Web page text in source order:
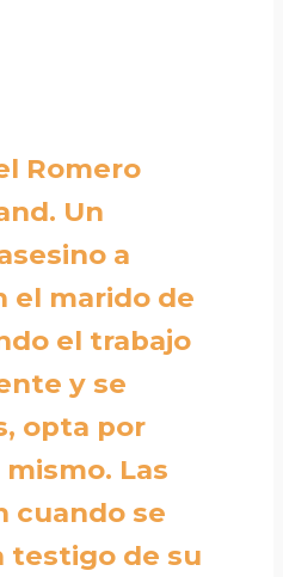
Romero
Un
a
el marido de
el trabajo
y se
opta por
Las
cuando se
testigo de su